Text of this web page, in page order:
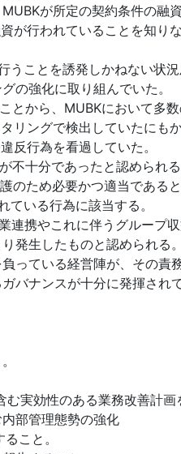
が所定の契約条件の融
行われていることを知り
ことを誘発しかねない状
の強化に取り組んでいた。
から、MUBKにおいて多
ングで検出していたに
反行為を看過していた。
十分であったと認められる
ため必要かつ適当である
いる行為に該当する。
携やこれに伴うグループ
発生したものと認められる。
ている経営陣が、その責
バナンスが十分に発揮さ
効性のある業務改善計画
部管理態勢の強化
こと。